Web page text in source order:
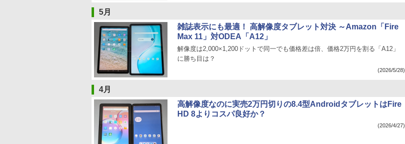
5月
雑誌表示にも最適！ 高解像度タブレット対決 ～Amazon「Fire
Max 11」対ODEA「A12」
解像度は2,000×1,200ドットで同一でも価格差は倍、価格2万円を割る「A12」
に勝ち目は？
(2026/5/28)
4月
高解像度なのに実売2万円切りの8.4型AndroidタブレットはFire
HD 8よりコスパ良好か？
(2026/4/27)